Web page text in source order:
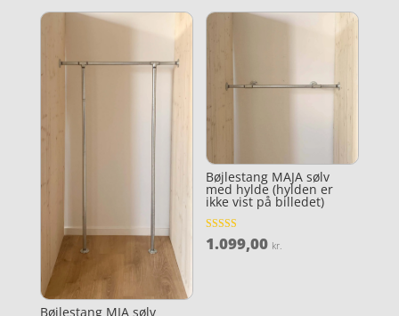
Bøjlestang MIA sølv
Bøjlestang MAJA sølv
med hylde (hylden er
ikke vist på billedet)
Vurderet
4.2
1.099,00 kr.